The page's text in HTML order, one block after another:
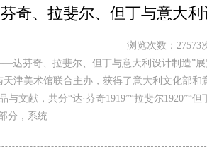
奇、拉斐尔、但丁与意大利
浏览次数：27573
达芬奇、拉斐尔、但丁与意大利设计制造”
津美术馆联合主办，获得了意大利文化部
与文献，共分“达·芬奇1919”“拉斐尔1920”“
分，系统